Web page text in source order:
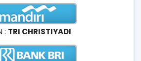
: TRI CHRISTIYADI